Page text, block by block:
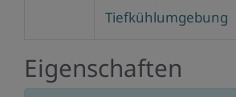
Tiefkühlumgebung
Eigenschaften